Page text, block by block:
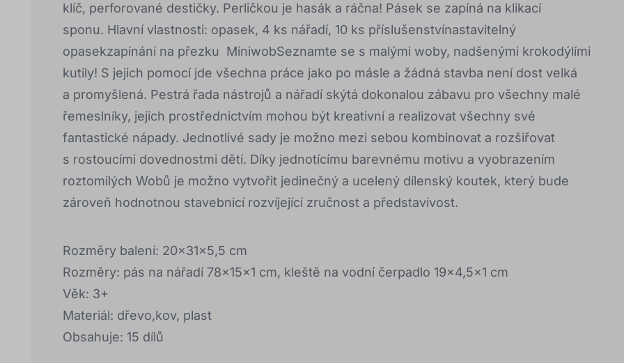
klíč, perforované destičky. Perličkou je hasák a ráčna! Pásek se zapíná na klikací
sponu. Hlavní vlastnosti: opasek, 4 ks nářadí, 10 ks příslušenstvínastavitelný
opasekzapínání na přezku MiniwobSeznamte se s malými woby, nadšenými krokodýlími
kutily! S jejich pomocí jde všechna práce jako po másle a žádná stavba není dost velká
a promyšlená. Pestrá řada nástrojů a nářadí skýtá dokonalou zábavu pro všechny malé
řemeslníky, jejich prostřednictvím mohou být kreativní a realizovat všechny své
fantastické nápady. Jednotlivé sady je možno mezi sebou kombinovat a rozšiřovat
s rostoucími dovednostmi dětí. Díky jednotícímu barevnému motivu a vyobrazením
roztomilých Wobů je možno vytvořit jedinečný a ucelený dílenský koutek, který bude
zároveň hodnotnou stavebnicí rozvíjející zručnost a představivost.
Rozměry balení: 20x31x5,5 cm
Rozměry: pás na nářadí 78x15x1 cm, kleště na vodní čerpadlo 19x4,5x1 cm
Věk: 3+
Materiál: dřevo,kov, plast
Obsahuje: 15 dílů